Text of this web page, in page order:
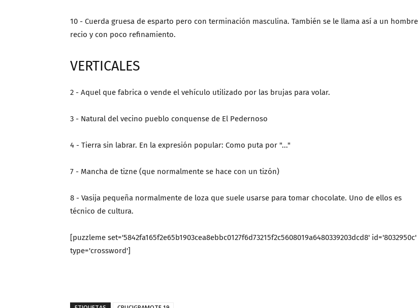
10 - Cuerda gruesa de esparto pero con terminación masculina. También se le llama así a un hombre
recio y con poco refinamiento.
VERTICALES
2 - Aquel que fabrica o vende el vehículo utilizado por las brujas para volar.
3 - Natural del vecino pueblo conquense de El Pedernoso
4 - Tierra sin labrar. En la expresión popular: Como puta por "..."
7 - Mancha de tizne (que normalmente se hace con un tizón)
8 - Vasija pequeña normalmente de loza que suele usarse para tomar chocolate. Uno de ellos es
técnico de cultura.
[puzzleme set='5842fa165f2e65b1903cea8ebbc0127f6d73215f2c5608019a6480339203dcd8' id='8032950c'
type='crossword']